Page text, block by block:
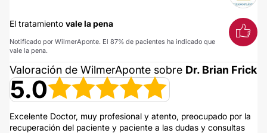
El tratamiento vale la pena
Notificado por WilmerAponte. El 87% de pacientes ha indicado que
vale la pena.
Valoración de WilmerAponte sobre Dr. Brian Frick
5.0
Excelente Doctor, muy profesional y atento, preocupado por la
recuperación del paciente y paciente a las dudas y consultas